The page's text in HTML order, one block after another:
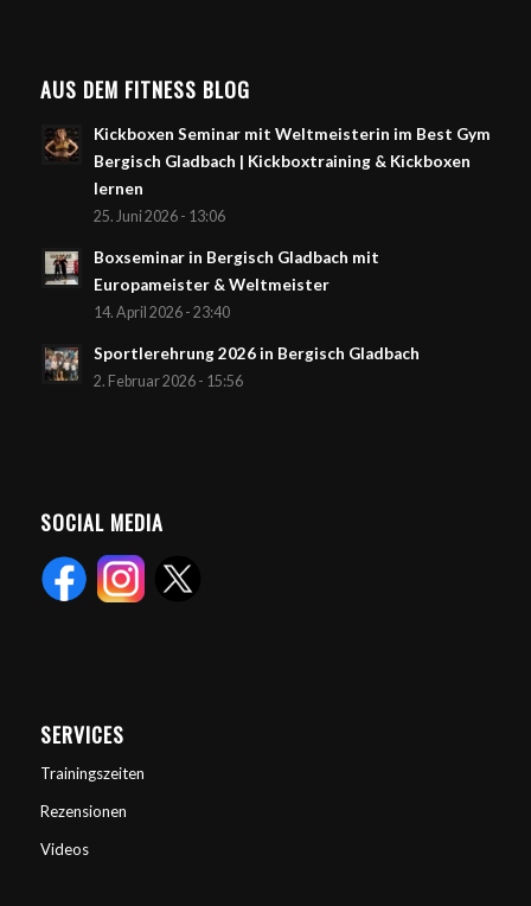
AUS DEM FITNESS BLOG
Kickboxen Seminar mit Weltmeisterin im Best Gym
Bergisch Gladbach | Kickboxtraining & Kickboxen
lernen
25. Juni 2026 - 13:06
Boxseminar in Bergisch Gladbach mit
Europameister & Weltmeister
14. April 2026 - 23:40
Sportlerehrung 2026 in Bergisch Gladbach
2. Februar 2026 - 15:56
SOCIAL MEDIA
SERVICES
Trainingszeiten
Rezensionen
Videos